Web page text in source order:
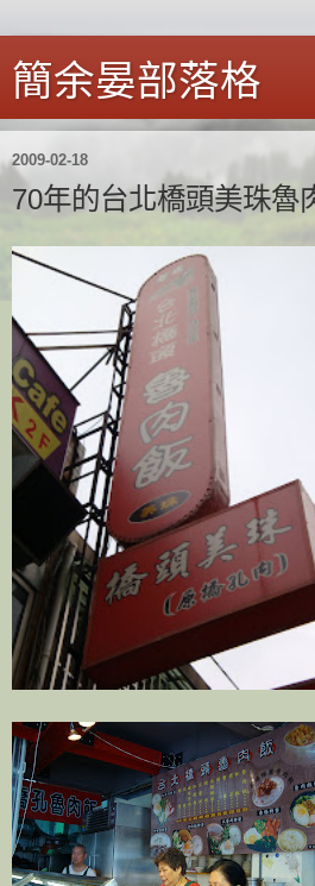
簡余晏部落格
2009-02-18
70年的台北橋頭美珠魯